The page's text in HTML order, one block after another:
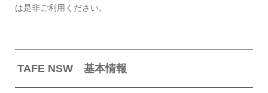
は是非ご利用ください。
TAFE NSW 基本情報